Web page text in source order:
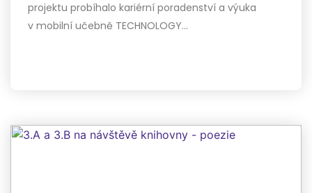
projektu probíhalo kariérní poradenství a výuka
v mobilní učebně TECHNOLOGY…